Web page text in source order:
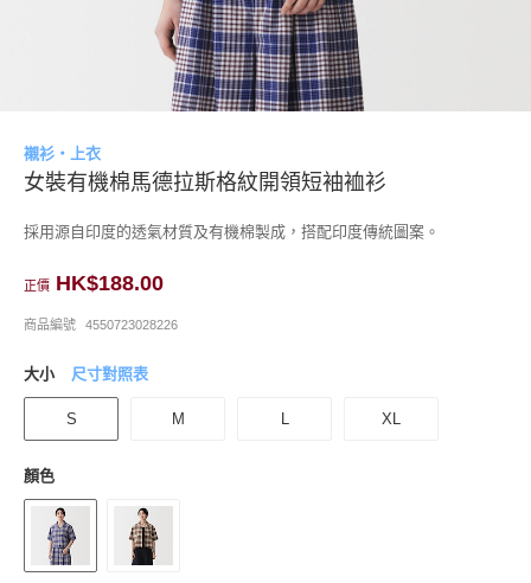
襯衫・上衣
女裝有機棉馬德拉斯格紋開領短袖裇衫
採用源自印度的透氣材質及有機棉製成，搭配印度傳統圖案。
正價 HK$188.00
商品編號 4550723028226
大小 尺寸對照表
S M L XL
顏色